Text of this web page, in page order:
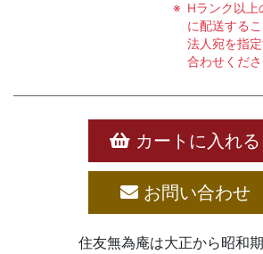
Hランク以上
に配送する
法人宛を指
合わせくださ
カートに入れ
お問い合わ
住友無為庵は大正から昭和